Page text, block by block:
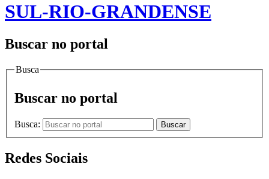
SUL-RIO-GRANDENSE
Buscar no portal
Busca
Buscar no portal
Busca: Buscar
Redes Sociais